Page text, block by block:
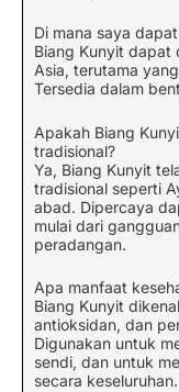
Di mana saya
Biang Kunyit dapat
Asia, terutama
Tersedia dalam
Apakah Biang
tradisional?
Ya, Biang Kunyit
tradisional seperti
abad. Dipercaya
mulai dari
peradangan.
Apa manfaat
Biang Kunyit
antioksidan, dan
Digunakan untuk
sendi, dan untuk
secara keseluruhan.